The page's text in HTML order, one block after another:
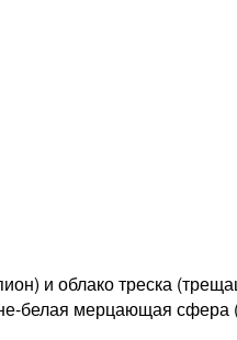
и облако треска
белая мерцающая